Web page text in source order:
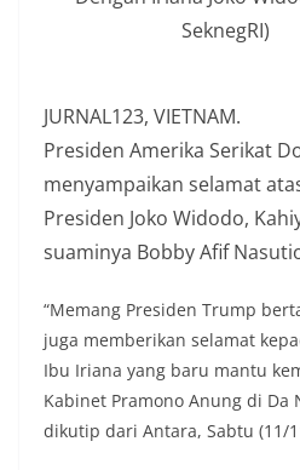
SeknegRI)
JURNAL123, VIETNAM.
Presiden Amerika Serikat
menyampaikan selamat
Presiden Joko Widodo,
suaminya Bobby Afif
“Memang Presiden Trump
juga memberikan selamat
Ibu Iriana yang baru mantu
Kabinet Pramono Anung di Da
dikutip dari Antara, Sabtu (11/